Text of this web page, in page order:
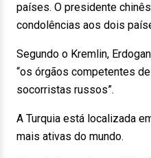
países. O presidente
condolências aos dois
Segundo o Kremlin,
“os órgãos competentes
socorristas russos”.
A Turquia está localizada
mais ativas do mundo.